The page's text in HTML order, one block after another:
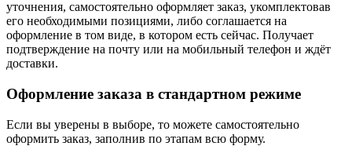
уточнения, самостоятельно оформляет заказ, укомплектовав
его необходимыми позициями, либо соглашается на
оформление в том виде, в котором есть сейчас. Получает
подтверждение на почту или на мобильный телефон и ждёт
доставки.
Оформление заказа в стандартном режиме
Если вы уверены в выборе, то можете самостоятельно
оформить заказ, заполнив по этапам всю форму.